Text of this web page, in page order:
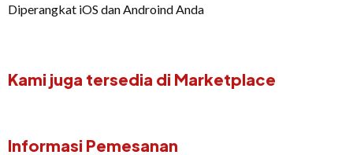
Diperangkat iOS dan Androind Anda
Kami juga tersedia di Marketplace
Informasi Pemesanan